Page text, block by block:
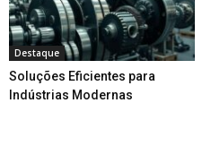
Destaque
Soluções Eficientes para
Indústrias Modernas